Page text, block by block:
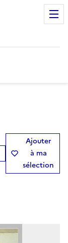
Ajouter
à ma
sélection